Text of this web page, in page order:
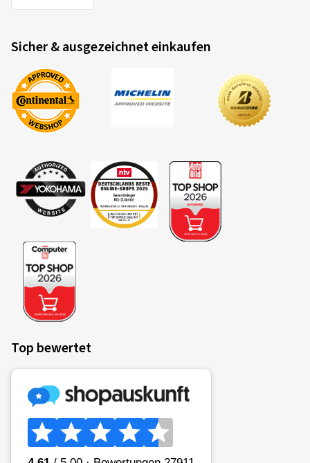
Sicher & ausgezeichnet einkaufen
Top bewertet